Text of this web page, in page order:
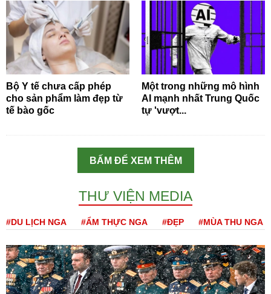
Bộ Y tế chưa cấp phép
cho sản phẩm làm đẹp từ
tế bào gốc
Một trong những mô hình
AI mạnh nhất Trung Quốc
tự 'vượt...
BẤM ĐỂ XEM THÊM
THƯ VIỆN MEDIA
#DU LỊCH NGA #ẨM THỰC NGA #ĐẸP #MÙA THU NGA